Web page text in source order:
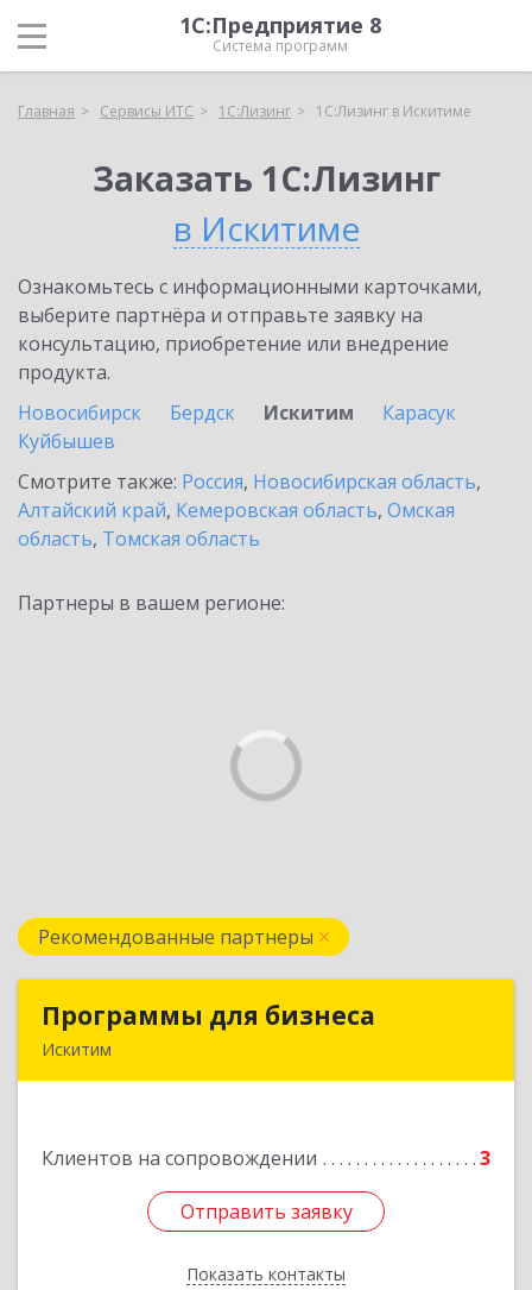
1С:Предприятие 8
Система программ
Главная Сервисы ИТС 1С:Лизинг 1С:Лизинг в Искитиме
Заказать 1С:Лизинг
в Искитиме
Ознакомьтесь с информационными карточками,
выберите партнёра и отправьте заявку на
консультацию, приобретение или внедрение
продукта.
Новосибирск
Бердск Искитим
Карасук
Куйбышев
Смотрите также: Россия, Новосибирская область,
Алтайский край, Кемеровская область, Омская
область, Томская область
Партнеры в вашем регионе:
Рекомендованные партнеры
Программы для бизнеса
Искитим
Клиентов на сопровождении 3
Отправить заявку
Показать контакты
Программы для бизнеса
Отправить заявку
Назад